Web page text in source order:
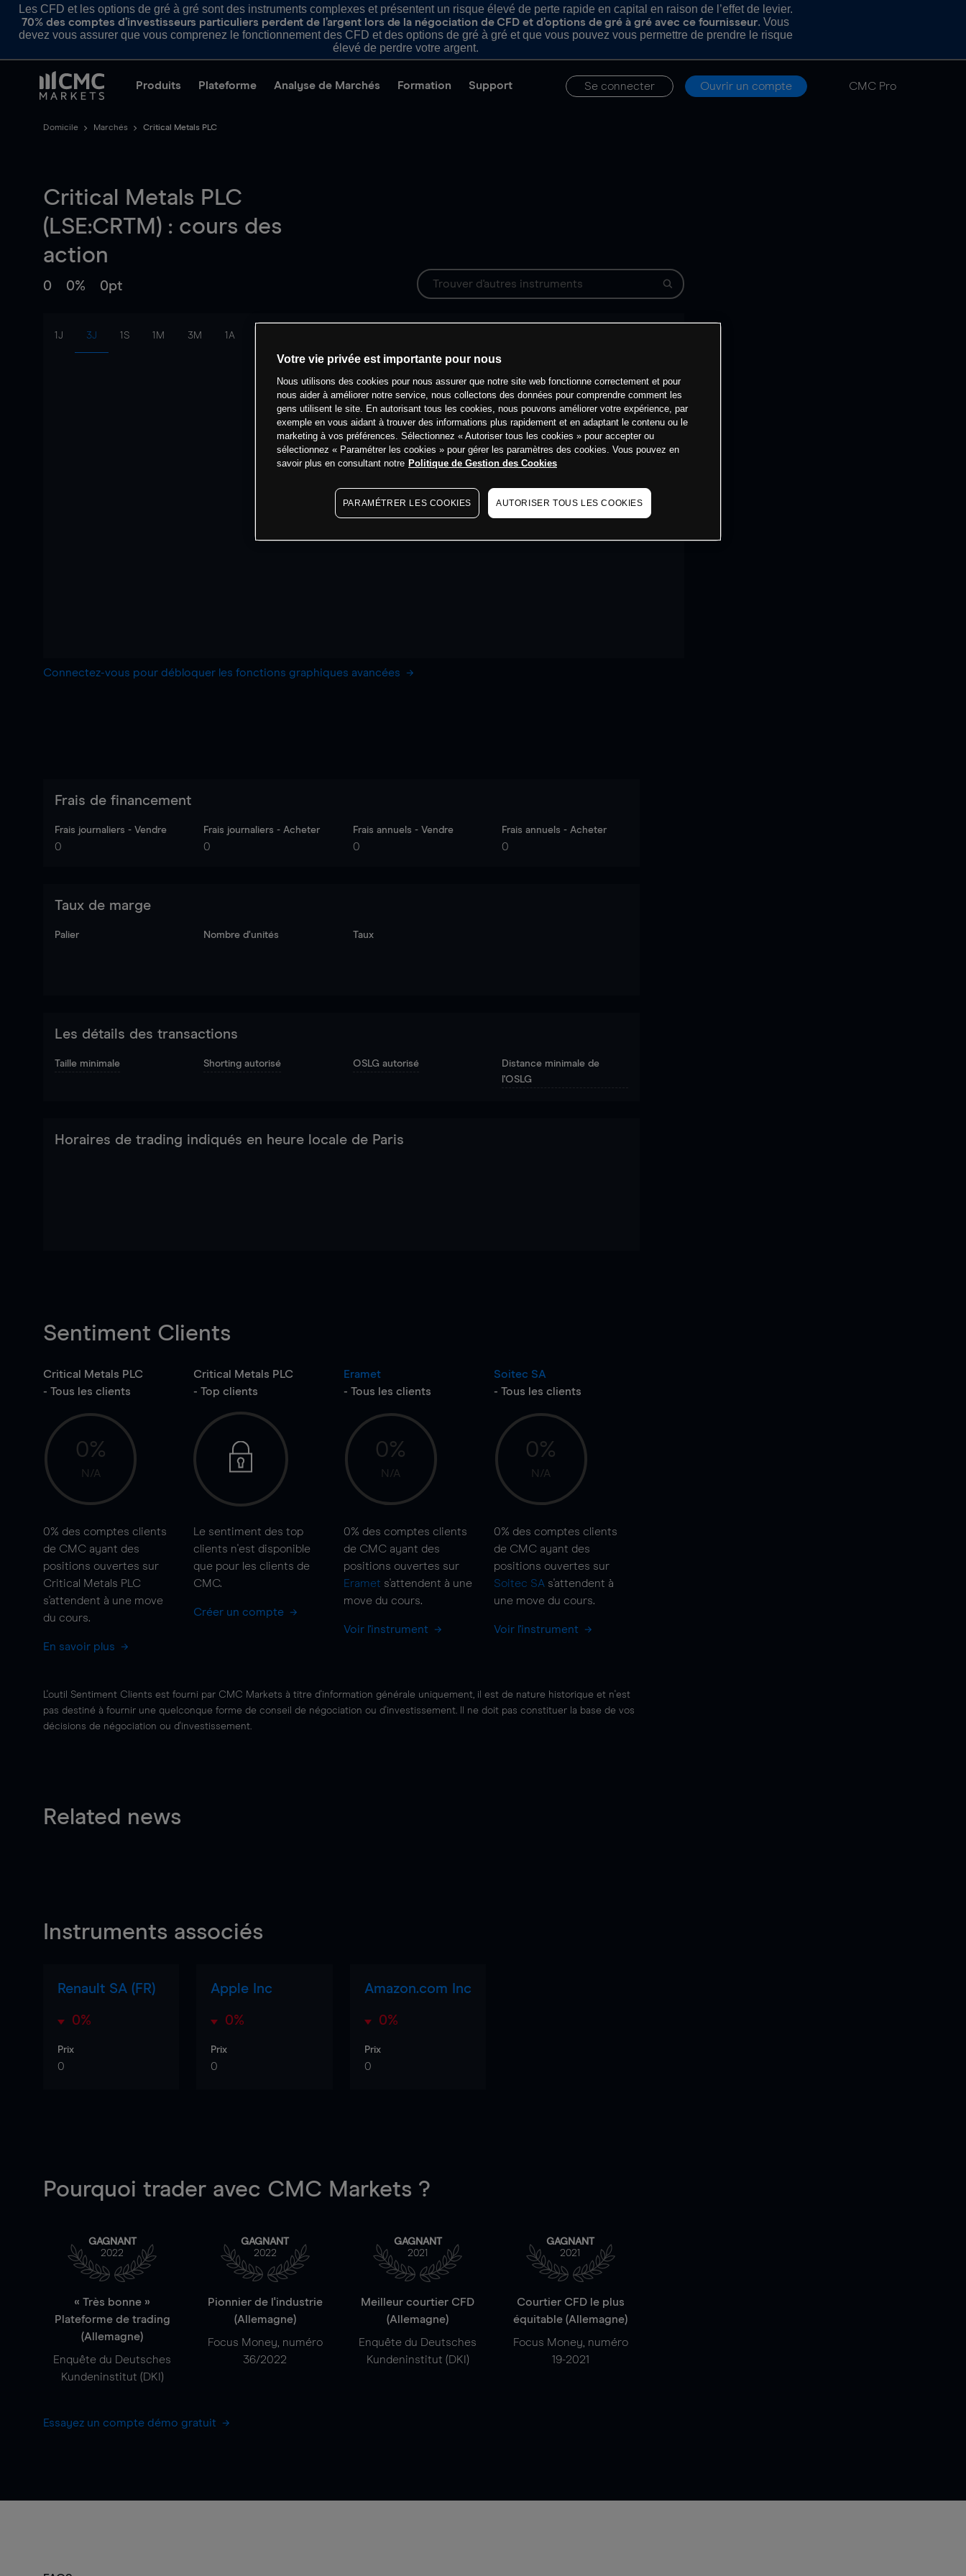
Les CFD et les options de gré à gré sont des instruments complexes et présentent un risque élevé de perte rapide en capital en raison de l’effet de levier.
70% des comptes d’investisseurs particuliers perdent de l’argent lors de la négociation de CFD et d’options de gré à gré avec ce fournisseur. Vous
devez vous assurer que vous comprenez le fonctionnement des CFD et des options de gré à gré et que vous pouvez vous permettre de prendre le risque
élevé de perdre votre argent.
Produits Plateforme Analyse de Marchés Formation Support Se connecter Ouvrir un compte CMC Pro
Domicile Marchés Critical Metals PLC
Critical Metals PLC
(LSE:CRTM) : cours des
action
0 0% 0pt
1J 3J 1S 1M 3M 1A
Connectez-vous pour débloquer les fonctions graphiques avancées
Frais de financement
Frais journaliers - Vendre
0
Frais journaliers - Acheter
0
Frais annuels - Vendre
0
Frais annuels - Acheter
0
Taux de marge
Palier Nombre d’unités Taux
Les détails des transactions
Taille minimale Shorting autorisé OSLG autorisé
Distance minimale de
l'OSLG
Horaires de trading indiqués en heure locale de Paris
Sentiment Clients
Critical Metals PLC
- Tous les clients
0%
N/A
0% des comptes clients
de CMC ayant des
positions ouvertes sur
Critical Metals PLC
s'attendent à une move
du cours.
En savoir plus
Critical Metals PLC
- Top clients
Le sentiment des top
clients n'est disponible
que pour les clients de
CMC.
Créer un compte
Eramet
- Tous les clients
0%
N/A
0% des comptes clients
de CMC ayant des
positions ouvertes sur
Eramet s'attendent à une
move du cours.
Voir l'instrument
Soitec SA
- Tous les clients
0%
N/A
0% des comptes clients
de CMC ayant des
positions ouvertes sur
Soitec SA s'attendent à
une move du cours.
Voir l'instrument
L'outil Sentiment Clients est fourni par CMC Markets à titre d'information générale uniquement, il est de nature historique et n'est
pas destiné à fournir une quelconque forme de conseil de négociation ou d'investissement. Il ne doit pas constituer la base de vos
décisions de négociation ou d'investissement.
Related news
Instruments associés
Renault SA (FR)
0%
Prix
0
Apple Inc
0%
Prix
0
Amazon.com Inc
0%
Prix
0
Pourquoi trader avec CMC Markets ?
GAGNANT
2022
« Très bonne »
Plateforme de trading
(Allemagne)
Enquête du Deutsches
Kundeninstitut (DKI)
GAGNANT
2022
Pionnier de l'industrie
(Allemagne)
Focus Money, numéro
36/2022
GAGNANT
2021
Meilleur courtier CFD
(Allemagne)
Enquête du Deutsches
Kundeninstitut (DKI)
GAGNANT
2021
Courtier CFD le plus
équitable (Allemagne)
Focus Money, numéro
19-2021
Essayez un compte démo gratuit
Votre vie privée est importante pour nous
Nous utilisons des cookies pour nous assurer que notre site web fonctionne correctement et pour
nous aider à améliorer notre service, nous collectons des données pour comprendre comment les
gens utilisent le site. En autorisant tous les cookies, nous pouvons améliorer votre expérience, par
exemple en vous aidant à trouver des informations plus rapidement et en adaptant le contenu ou le
marketing à vos préférences. Sélectionnez « Autoriser tous les cookies » pour accepter ou
sélectionnez « Paramétrer les cookies » pour gérer les paramètres des cookies. Vous pouvez en
savoir plus en consultant notre Politique de Gestion des Cookies
PARAMÉTRER LES COOKIES AUTORISER TOUS LES COOKIES